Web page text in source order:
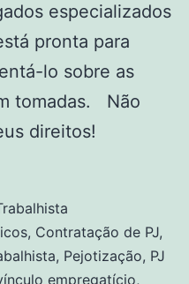
especializados
pronta para
lo sobre as
tomadas. Não
direitos!
, Contratação de PJ,
, Pejotização, PJ
empregatício,